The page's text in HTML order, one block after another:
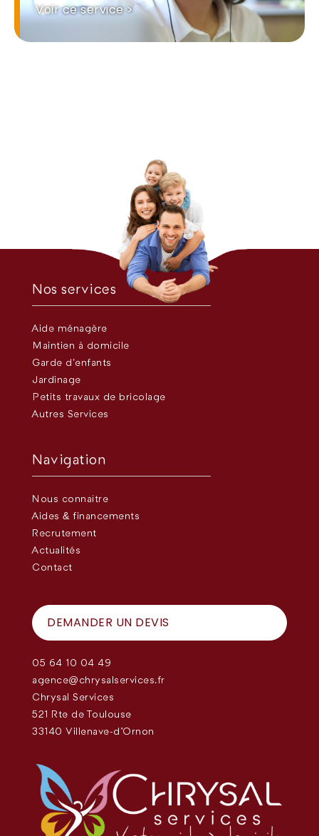
Voir ce service >
Nos services
Aide ménagère
Maintien à domicile
Garde d’enfants
Jardinage
Petits travaux de bricolage
Autres Services
Navigation
Nous connaître
Aides & financements
Recrutement
Actualités
Contact
DEMANDER UN DEVIS
05 64 10 04 49
agence@chrysalservices.fr
Chrysal Services
521 Rte de Toulouse
33140 Villenave-d'Ornon